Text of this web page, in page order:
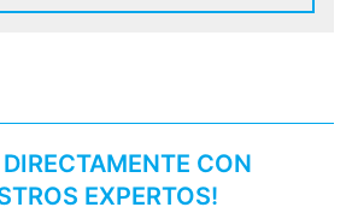
DIRECTAMENTE CON
EXPERTOS!